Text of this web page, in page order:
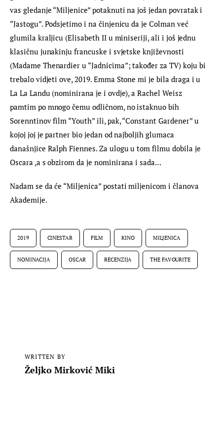
vas gledanje “Miljenice” potaknuti na još jedan povratak i
“Jastogu”. Podsjetimo i na činjenicu da je Colman već
glumila kraljicu (Elisabeth II u miniseriji, ali i još jednu
klasičnu junakinju francuske i svjetske književnosti
(Madame Thenardier u “Jadnicima”; također za TV) koju bi
trebalo vidjeti ove, 2019. Emma Stone mi je bila draga i u
La La Landu (nominirana je i ovdje), a Rachel Weisz
pamtim po mnogo čemu odličnom, no istaknuo bih
Sorenntinov film “Youth” ili, pak, “Constant Gardener” u
kojoj joj je partner bio jedan od najboljih glumaca
današnjice Ralph Fiennes. Za ulogu u tom filmu dobila je
Oscara ,a s obzirom da je nominirana i sada…
Nadam se da će “Miljenica” postati miljenicom i članova
Akademije.
2019 CINESTAR FILM KINO MILJENICA
NOMINACIJA OSCAR RECENZIJA THE FAVOURITE
WRITTEN BY
Željko Mirković Miki